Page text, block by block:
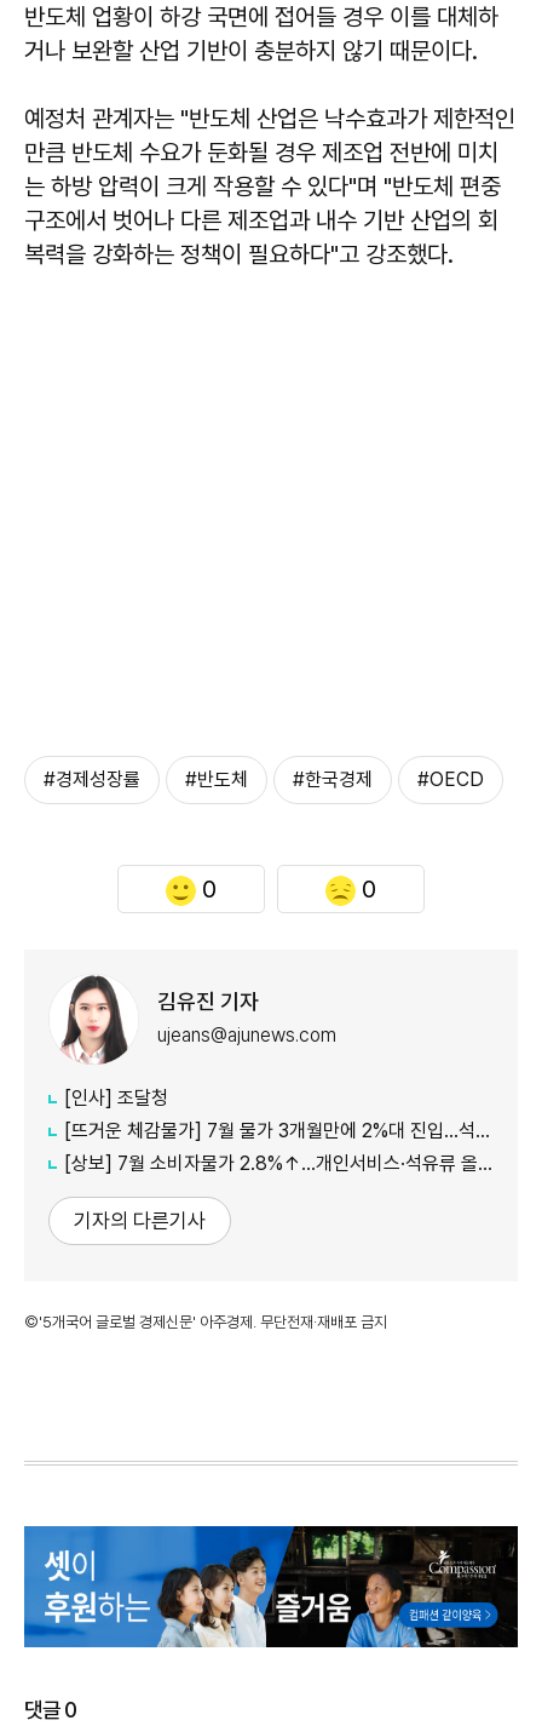
반도체 업황이 하강 국면에 접어들 경우 이를 대체하
거나 보완할 산업 기반이 충분하지 않기 때문이다.
예정처 관계자는 "반도체 산업은 낙수효과가 제한적인
만큼 반도체 수요가 둔화될 경우 제조업 전반에 미치
는 하방 압력이 크게 작용할 수 있다"며 "반도체 편중
구조에서 벗어나 다른 제조업과 내수 기반 산업의 회
복력을 강화하는 정책이 필요하다"고 강조했다.
#경제성장률 #반도체 #한국경제 #OECD
0 0
김유진 기자
ujeans@ajunews.com
[인사] 조달청
[뜨거운 체감물가] 7월 물가 3개월만에 2%대 진입…석유류·서비스 상승세 여전
[상보] 7월 소비자물가 2.8%↑…개인서비스·석유류 올라
기자의 다른기사
©'5개국어 글로벌 경제신문' 아주경제. 무단전재·재배포 금지
댓글0